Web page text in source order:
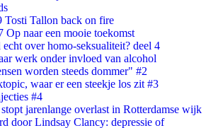
Tosti Tallon back on fire
Op naar een mooie toekomst
over homo-seksualiteit? deel 4
werk onder invloed van alcohol
worden steeds dommer" #2
waar er een steekje los zit #3
#4
jarenlange overlast in Rotterdamse wijk
door Lindsay Clancy: depressie of